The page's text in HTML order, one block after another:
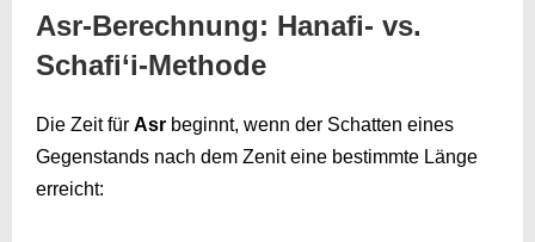
Asr-Berechnung: Hanafi- vs.
Schafi‘i-Methode
Die Zeit für Asr beginnt, wenn der Schatten eines
Gegenstands nach dem Zenit eine bestimmte Länge
erreicht: